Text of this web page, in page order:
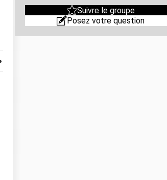
Suivre le groupe
Posez votre question